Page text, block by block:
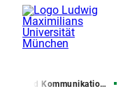
und Kommunikation (PuK)